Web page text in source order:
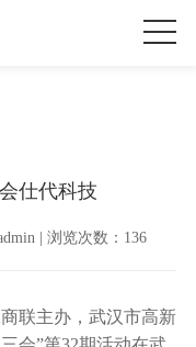
仕代科技
| 浏览次数：136
联主办，武汉市高新